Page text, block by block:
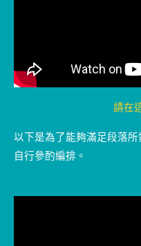
請在
以下是為了能夠滿足段落
自行參酌編排。